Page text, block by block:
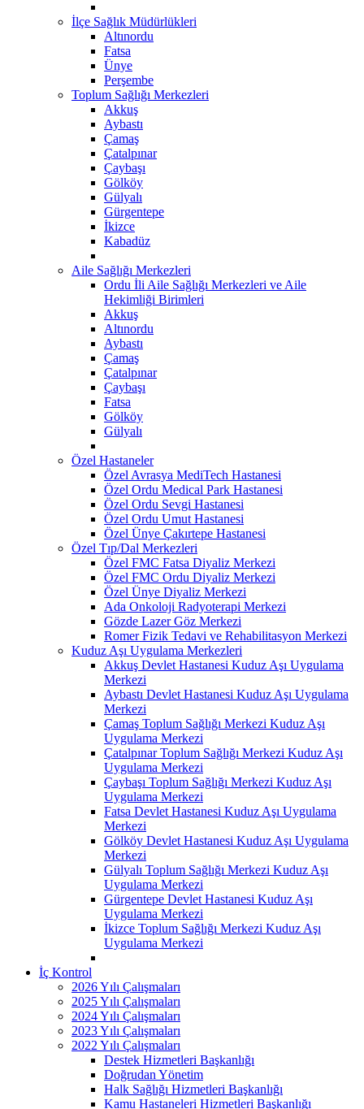
İlçe Sağlık Müdürlükleri
Altınordu
Fatsa
Ünye
Perşembe
Toplum Sağlığı Merkezleri
Akkuş
Aybastı
Çamaş
Çatalpınar
Çaybaşı
Gölköy
Gülyalı
Gürgentepe
İkizce
Kabadüz
Aile Sağlığı Merkezleri
Ordu İli Aile Sağlığı Merkezleri ve Aile
Hekimliği Birimleri
Akkuş
Altınordu
Aybastı
Çamaş
Çatalpınar
Çaybaşı
Fatsa
Gölköy
Gülyalı
Özel Hastaneler
Özel Avrasya MediTech Hastanesi
Özel Ordu Medical Park Hastanesi
Özel Ordu Sevgi Hastanesi
Özel Ordu Umut Hastanesi
Özel Ünye Çakırtepe Hastanesi
Özel Tıp/Dal Merkezleri
Özel FMC Fatsa Diyaliz Merkezi
Özel FMC Ordu Diyaliz Merkezi
Özel Ünye Diyaliz Merkezi
Ada Onkoloji Radyoterapi Merkezi
Gözde Lazer Göz Merkezi
Romer Fizik Tedavi ve Rehabilitasyon Merkezi
Kuduz Aşı Uygulama Merkezleri
Akkuş Devlet Hastanesi Kuduz Aşı Uygulama
Merkezi
Aybastı Devlet Hastanesi Kuduz Aşı Uygulama
Merkezi
Çamaş Toplum Sağlığı Merkezi Kuduz Aşı
Uygulama Merkezi
Çatalpınar Toplum Sağlığı Merkezi Kuduz Aşı
Uygulama Merkezi
Çaybaşı Toplum Sağlığı Merkezi Kuduz Aşı
Uygulama Merkezi
Fatsa Devlet Hastanesi Kuduz Aşı Uygulama
Merkezi
Gölköy Devlet Hastanesi Kuduz Aşı Uygulama
Merkezi
Gülyalı Toplum Sağlığı Merkezi Kuduz Aşı
Uygulama Merkezi
Gürgentepe Devlet Hastanesi Kuduz Aşı
Uygulama Merkezi
İkizce Toplum Sağlığı Merkezi Kuduz Aşı
Uygulama Merkezi
İç Kontrol
2026 Yılı Çalışmaları
2025 Yılı Çalışmaları
2024 Yılı Çalışmaları
2023 Yılı Çalışmaları
2022 Yılı Çalışmaları
Destek Hizmetleri Başkanlığı
Doğrudan Yönetim
Halk Sağlığı Hizmetleri Başkanlığı
Kamu Hastaneleri Hizmetleri Başkanlığı